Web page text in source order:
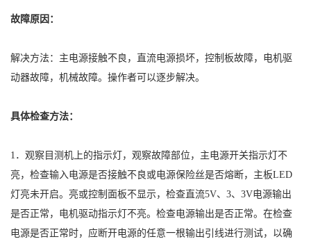
故障原因：
解决方法：主电源接触不良，直流电源损坏，控制板故障，电机驱
动器故障，机械故障。操作者可以逐步解决。
具体检查方法：
1．观察目测机上的指示灯，观察故障部位，主电源开关指示灯不
亮，检查输入电源是否接触不良或电源保险丝是否熔断，主板LED
灯亮未开启。亮或控制面板不显示，检查直流5V、3、3V电源输出
是否正常，电机驱动指示灯不亮。检查电源输出是否正常。在检查
电源是否正常时，应断开电源的任意一根输出引线进行测试，以确